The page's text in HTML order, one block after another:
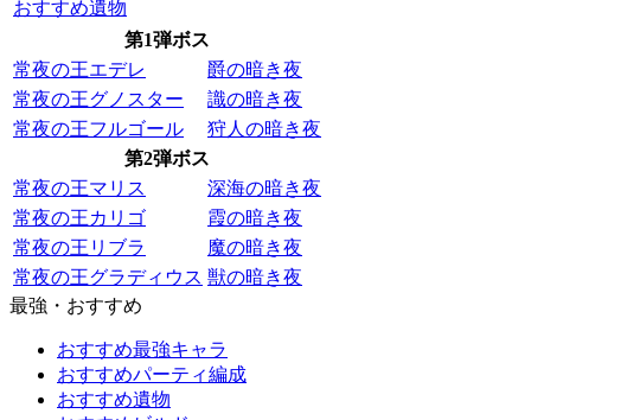
おすすめ遺物
第1弾ボス
常夜の王エデレ
爵の暗き夜
常夜の王グノスター
識の暗き夜
常夜の王フルゴール
狩人の暗き夜
第2弾ボス
常夜の王マリス
深海の暗き夜
常夜の王カリゴ
霞の暗き夜
常夜の王リブラ
魔の暗き夜
常夜の王グラディウス 獣の暗き夜
最強・おすすめ
おすすめ最強キャラ
おすすめパーティ編成
おすすめ遺物